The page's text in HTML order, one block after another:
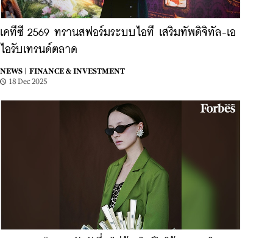
เคทีซี 2569 ทรานสฟอร์มระบบไอที เสริมทัพดิจิทัล-เอ
ไอรับเทรนด์ตลาด
NEWS |
FINANCE & INVESTMENT
18 Dec 2025